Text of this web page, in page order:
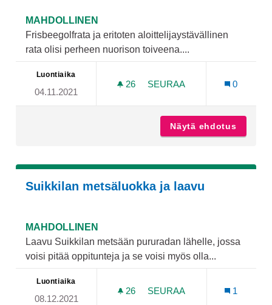
MAHDOLLINEN
Frisbeegolfrata ja eritoten aloittelijaystävällinen
rata olisi perheen nuorison toiveena....
Luontiaika
04.11.2021
26 26 SEURAAJAA
SEURAA
0
Näytä ehdotus
Suikkilan metsäluokka ja laavu
MAHDOLLINEN
Laavu Suikkilan metsään pururadan lähelle, jossa
voisi pitää oppitunteja ja se voisi myös olla...
Luontiaika
08.12.2021
26 26 SEURAAJAA
SEURAA
1